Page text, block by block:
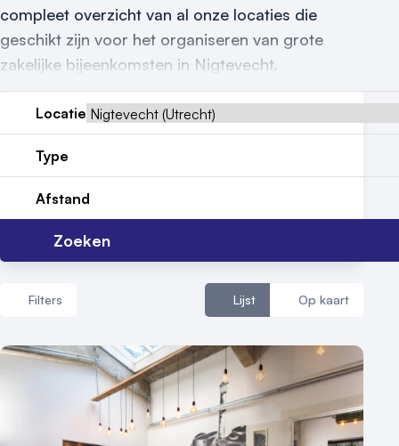
compleet overzicht van al onze locaties die
geschikt zijn voor het organiseren van grote
zakelijke bijeenkomsten in Nigtevecht.
Locatie
Type
Afstand
Zoeken
Filters Lijst Op kaart
Aantal zalen
1 - 5 zalen
6 - 10 zalen